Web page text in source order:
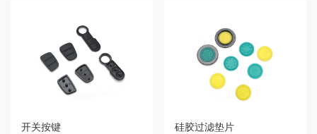
开关按键 硅胶过滤垫片